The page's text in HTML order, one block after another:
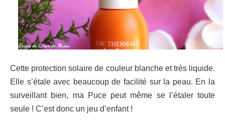
Cette protection solaire de couleur blanche et très liquide.
Elle s’étale avec beaucoup de facilité sur la peau. En la
surveillant bien, ma Puce peut même se l’étaler toute
seule ! C’est donc un jeu d’enfant !